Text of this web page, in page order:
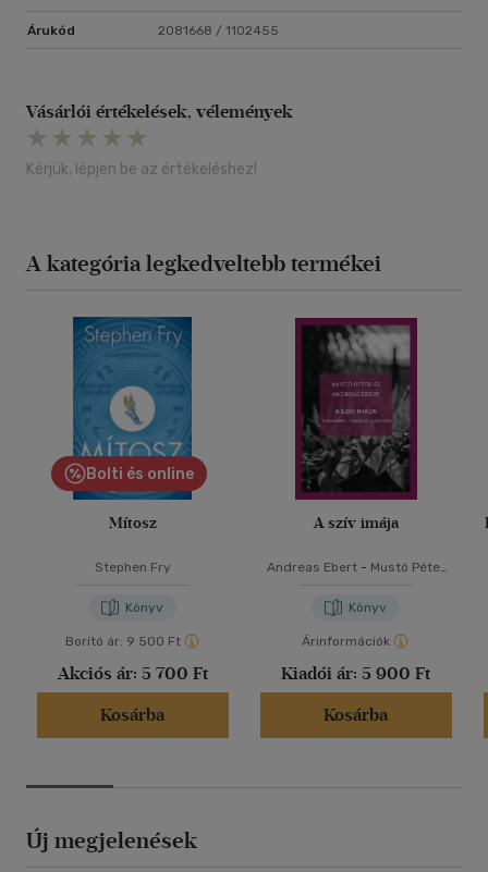
Árukód 2081668 / 1102455
Vásárlói értékelések, vélemények
Kérjük, lépjen be az értékeléshez!
A kategória legkedveltebb termékei
Bolti és online
Mítosz
Stephen Fry
Könyv
Borító ár: 9 500 Ft
Akciós ár: 5 700 Ft
Kosárba
A szív imája
Andreas Ebert- Mustó Péter
Könyv
Árinformációk
Kiadói ár: 5 900 Ft
Kosárba
Új megjelenések